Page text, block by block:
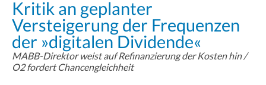
Kritik an geplanter
Versteigerung der Frequenzen
der »digitalen Dividende«
MABB-Direktor weist auf Refinanzierung der Kosten hin /
O2 fordert Chancengleichheit